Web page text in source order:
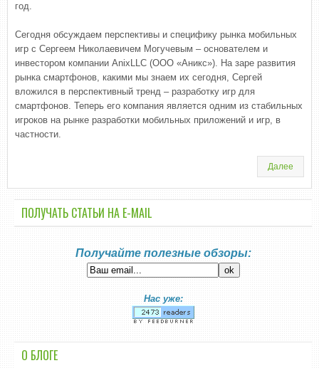
год.
Сегодня обсуждаем перспективы и специфику рынка мобильных
игр с Сергеем Николаевичем Могучевым – основателем и
инвестором компании AnixLLC (ООО «Аникс»). На заре развития
рынка смартфонов, какими мы знаем их сегодня, Сергей
вложился в перспективный тренд – разработку игр для
смартфонов. Теперь его компания является одним из стабильных
игроков на рынке разработки мобильных приложений и игр, в
частности.
Далее
ПОЛУЧАТЬ СТАТЬИ НА E-MАIL
Получайте полезные обзоры:
Нас уже:
О БЛОГЕ